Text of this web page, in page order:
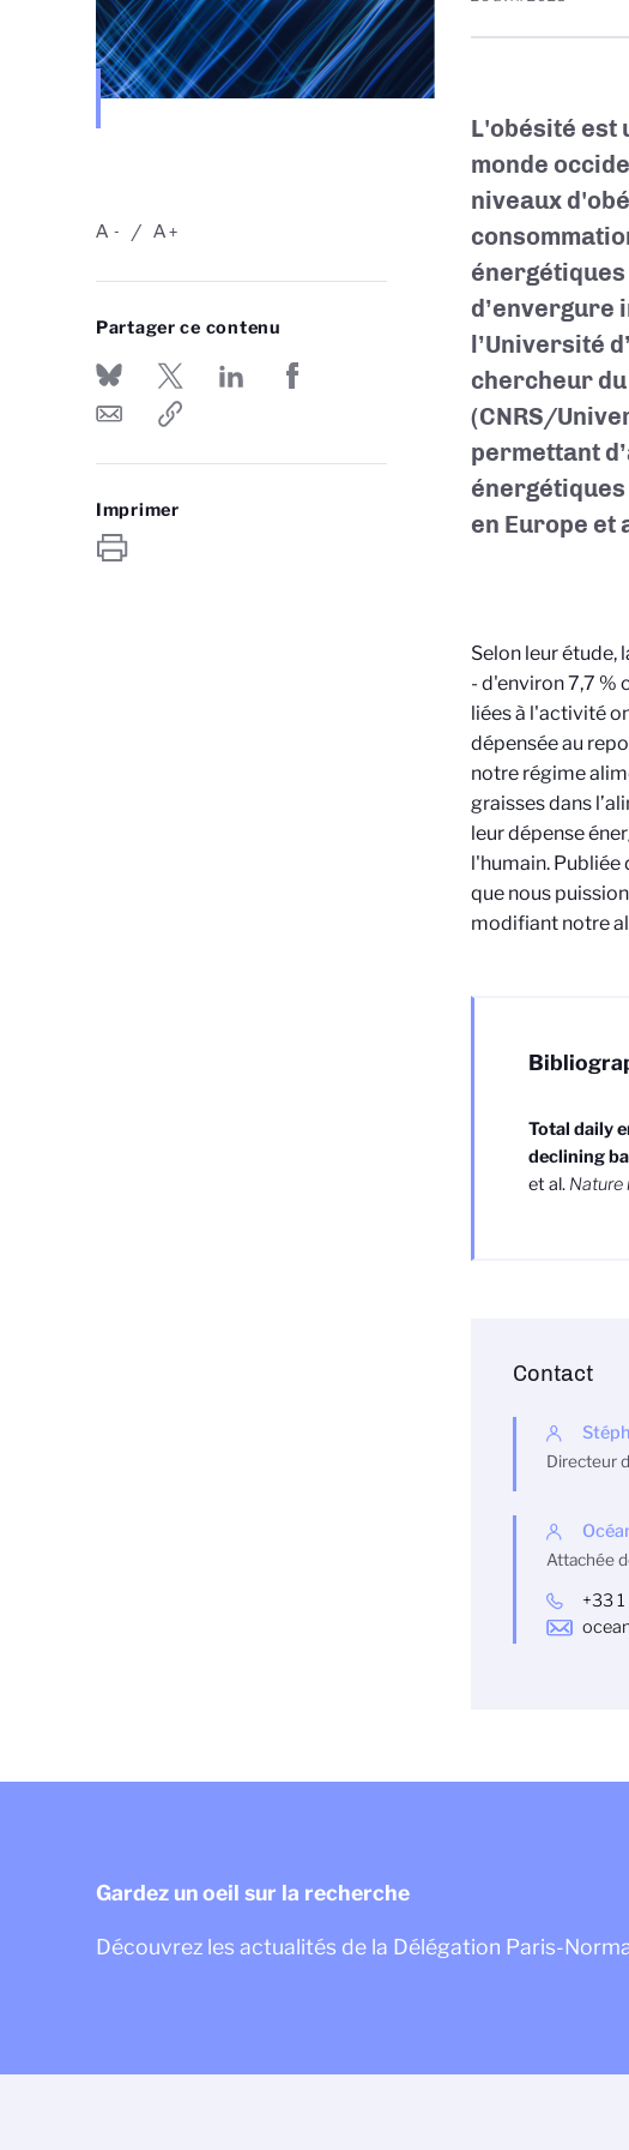
-
A +
A
Partager ce contenu
Imprimer
L'obésité est
monde
niveaux
d’envergure
l’Université
chercheur
(CNRS/
permettant
en Europe et
Selon leur étude,
- d'environ 7,7 %
liées à l'activité
dépensée au
notre régime
graisses dans
leur dépense
l'humain. Publiée
que nous
modifiant notre
Total daily
declining
et al. Nature
Contact
Directeur
Attachée
+33
Gardez un oeil sur la recherche
Découvrez les actualités de la Délégation Paris-